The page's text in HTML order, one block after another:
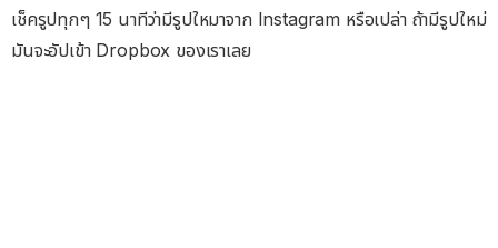
เช็ครูปทุกๆ 15 นาทีว่ามีรูปใหมาจาก Instagram หรือเปล่า ถ้ามีรูปใหม่
มันจะอัปเข้า Dropbox ของเราเลย